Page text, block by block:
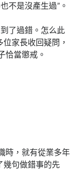
不是沒產生過”。
了過錯。怎么此
家長收回疑問，
恰當懲戒。
時，就有從業多年
幾句做錯事的先